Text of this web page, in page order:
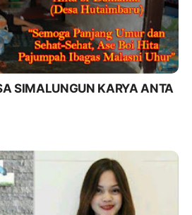
SIMALUNGUN KARYA ANTA